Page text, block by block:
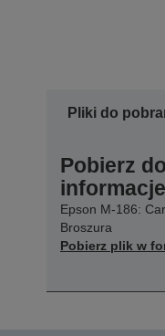
Pliki do
Pobierz
informacje
Epson M-186:
Broszura
Pobierz plik w